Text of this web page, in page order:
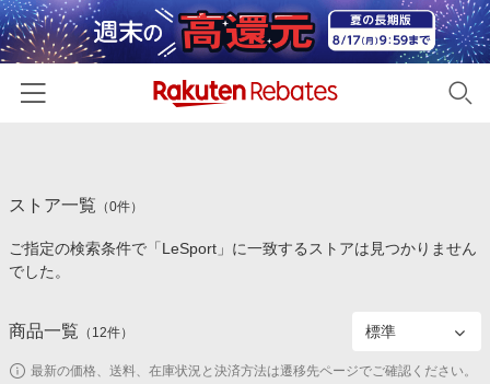
カテゴリー一覧
百貨店・総合ECモール
食品・スイーツ・お酒
イベント一覧
初回購入者限定特典
対象ストア新規限定特典
ストア一覧 （0件）
ご指定の検索条件で「LeSport」に一致するストアは見つかりません
でした。
商品一覧 （ 12件）
最新の価格、送料、在庫状況と決済方法は遷移先ページでご確認ください。